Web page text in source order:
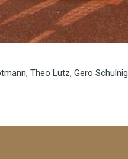
Theo Lutz, Gero Schulnig